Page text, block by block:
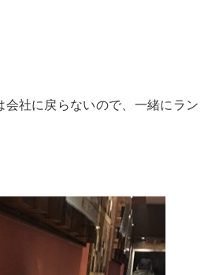
会社に戻らないので、一緒にラン